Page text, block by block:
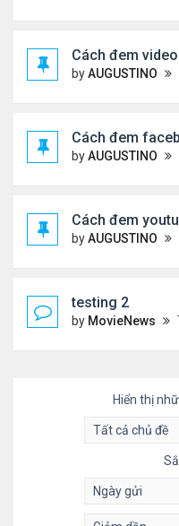
Cách đem video
byAUGUSTINO
Cách đem
byAUGUSTINO
Cách đem
byAUGUSTINO
testing 2
by MovieNews
Hiển thị